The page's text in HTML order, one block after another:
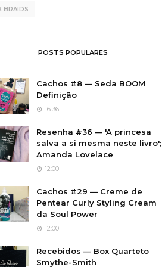
BRAIDS
POSTS POPULARES
Cachos #8 — Seda BOOM
Definição
16:36
Resenha #36 — 'A princesa
salva a si mesma neste livro';
Amanda Lovelace
12:00
Cachos #29 — Creme de
Pentear Curly Styling Cream
da Soul Power
12:00
Recebidos — Box Quarteto
Smythe-Smith